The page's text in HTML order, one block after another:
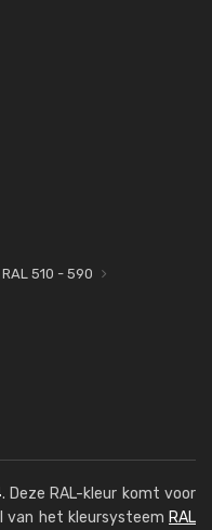
RAL 510 - 590
. Deze RAL-kleur komt voor
van het kleursysteem RAL